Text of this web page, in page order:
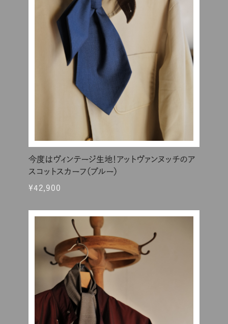
今度はヴィンテージ生地！アットヴァンヌッチのア
スコットスカーフ（ブルー）
¥42,900